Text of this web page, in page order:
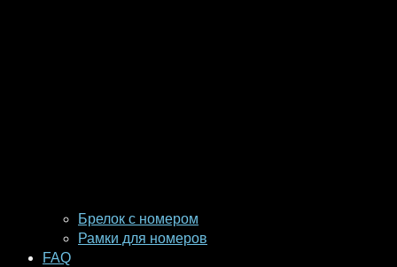
Брелок с номером
Рамки для номеров
FAQ